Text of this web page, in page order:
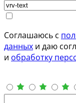
Соглашаюсь с
данных и даю
и обработку